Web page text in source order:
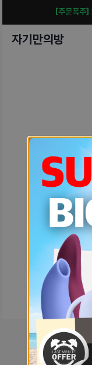
[주문폭주]
자기만의방